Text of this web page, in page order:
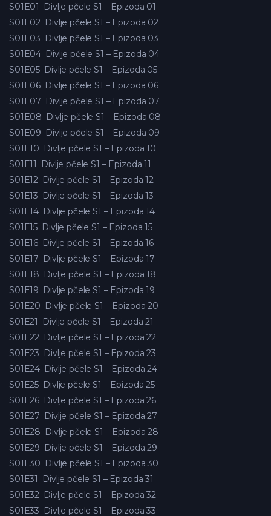
S01E01
Divlje pčele S1 – Epizoda 01
S01E02 Divlje pčele S1 – Epizoda 02
S01E03 Divlje pčele S1 – Epizoda 03
S01E04 Divlje pčele S1 – Epizoda 04
S01E05 Divlje pčele S1 – Epizoda 05
S01E06 Divlje pčele S1 – Epizoda 06
S01E07 Divlje pčele S1 – Epizoda 07
S01E08 Divlje pčele S1 – Epizoda 08
S01E09 Divlje pčele S1 – Epizoda 09
S01E10 Divlje pčele S1 – Epizoda 10
S01E11
Divlje pčele S1 – Epizoda 11
S01E12 Divlje pčele S1 – Epizoda 12
S01E13 Divlje pčele S1 – Epizoda 13
S01E14 Divlje pčele S1 – Epizoda 14
S01E15 Divlje pčele S1 – Epizoda 15
S01E16 Divlje pčele S1 – Epizoda 16
S01E17 Divlje pčele S1 – Epizoda 17
S01E18 Divlje pčele S1 – Epizoda 18
S01E19 Divlje pčele S1 – Epizoda 19
S01E20 Divlje pčele S1 – Epizoda 20
S01E21
Divlje pčele S1 – Epizoda 21
S01E22 Divlje pčele S1 – Epizoda 22
S01E23 Divlje pčele S1 – Epizoda 23
S01E24 Divlje pčele S1 – Epizoda 24
S01E25 Divlje pčele S1 – Epizoda 25
S01E26 Divlje pčele S1 – Epizoda 26
S01E27 Divlje pčele S1 – Epizoda 27
S01E28 Divlje pčele S1 – Epizoda 28
S01E29 Divlje pčele S1 – Epizoda 29
S01E30 Divlje pčele S1 – Epizoda 30
S01E31
Divlje pčele S1 – Epizoda 31
S01E32 Divlje pčele S1 – Epizoda 32
S01E33 Divlje pčele S1 – Epizoda 33